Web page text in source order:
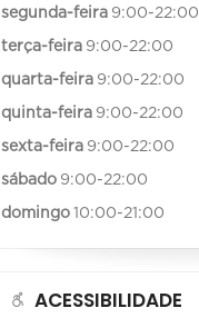
segunda-feira 9:00-22:00
terça-feira 9:00-22:00
quarta-feira 9:00-22:00
quinta-feira 9:00-22:00
sexta-feira 9:00-22:00
sábado 9:00-22:00
domingo 10:00-21:00
ACESSIBILIDADE